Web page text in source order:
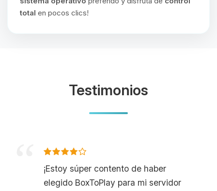
total en pocos clics!
Testimonios
¡Estoy súper contento de haber
elegido BoxToPlay para mi servidor